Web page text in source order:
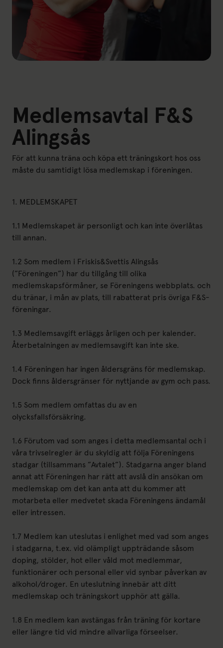
Medlemsavtal F&S
Alingsås
För att kunna träna och köpa ett träningskort hos oss
måste du samtidigt lösa medlemskap i föreningen.
1. MEDLEMSKAPET
1.1 Medlemskapet är personligt och kan inte överlåtas
till annan.
1.2 Som medlem i Friskis&Svettis Alingsås
(”Föreningen”) har du tillgång till olika
medlemskapsförmåner, se Föreningens webbplats. och
du tränar, i mån av plats, till rabatterat pris övriga F&S-
föreningar.
1.3 Medlemsavgift erläggs årligen och per kalender.
Återbetalningen av medlemsavgift kan inte ske.
1.4 Föreningen har ingen åldersgräns för medlemskap.
Dock finns åldersgränser för nyttjande av gym och pass.
1.5 Som medlem omfattas du av en
olycksfallsförsäkring.
1.6 Förutom vad som anges i detta medlemsantal och i
våra trivselregler är du skyldig att följa Föreningens
stadgar (tillsammans ”Avtalet”). Stadgarna anger bland
annat att Föreningen har rätt att avslå din ansökan om
medlemskap om det kan anta att du kommer att
motarbeta eller medvetet skada Föreningens ändamål
eller intressen.
1.7 Medlem kan uteslutas i enlighet med vad som anges
i stadgarna, t.ex. vid olämpligt uppträdande såsom
doping, stölder, hot eller våld mot medlemmar,
funktionärer och personal eller vid synbar påverkan av
alkohol/droger. En uteslutning innebär att ditt
medlemskap och träningskort upphör att gälla.
1.8 En medlem kan avstängas från träning för kortare
eller längre tid vid mindre allvarliga förseelser.